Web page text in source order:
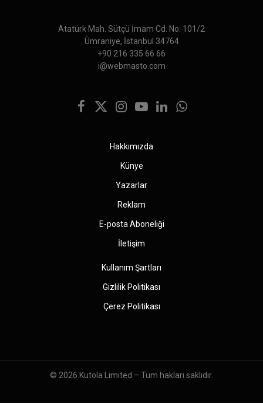
Atatürk Mah. Sütçü İmam Cd. No: 101/2
Ümraniye, İstanbul 34764
+90 216 335 66 66
i@webmasto.com
Facebook
X
Instagram
YouTubeLinkedInWhatsApp
Hakkımızda
Künye
Yazarlar
Reklam
E-posta Aboneliği
İletişim
Kullanım Şartları
Gizlilik Politikası
Çerez Politikası
© 2026 Kutola Limited – Tüm hakları saklıdır.